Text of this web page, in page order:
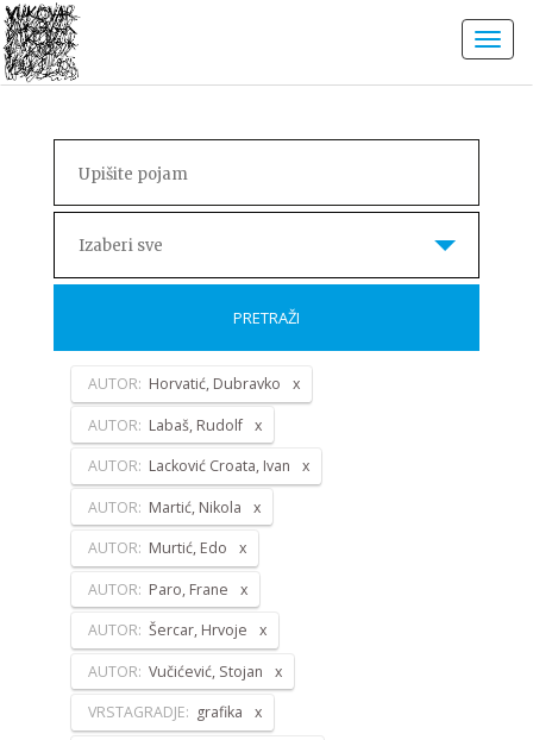
Izaberi sve
PRETRAŽI
AUTOR: Horvatić, Dubravko
AUTOR: Labaš, Rudolf
AUTOR: Lacković Croata, Ivan
AUTOR: Martić, Nikola
AUTOR: Murtić, Edo
AUTOR: Paro, Frane
AUTOR: Šercar, Hrvoje
AUTOR: Vučićević, Stojan
VRSTAGRADJE: grafika